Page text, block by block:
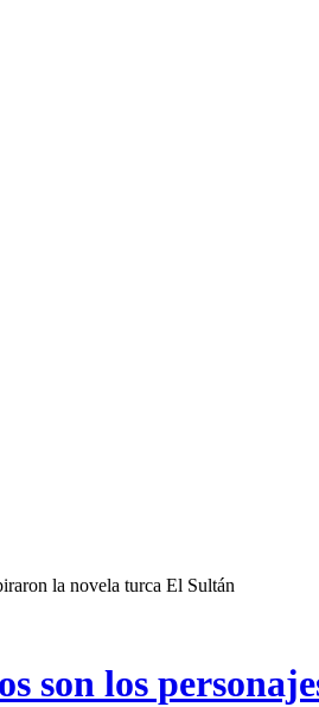
la novela turca El Sultán
son los